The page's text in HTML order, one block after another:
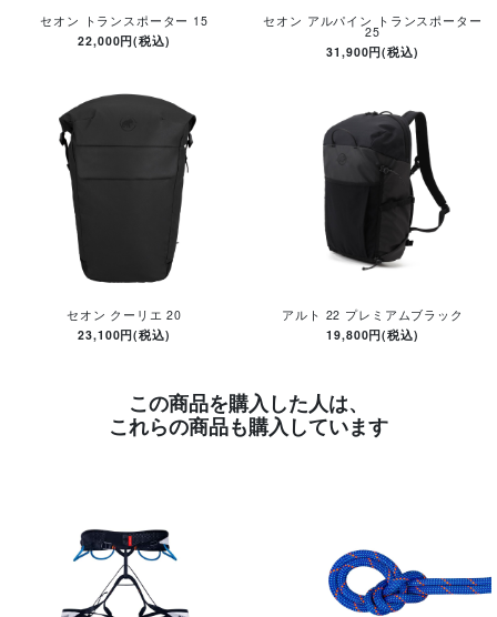
セオン トランスポーター 15
22,000円(税込)
セオン アルパイン トランスポーター
25
31,900円(税込)
セオン クーリエ 20
23,100円(税込)
アルト 22 プレミアムブラック
19,800円(税込)
この商品を購入した人は、
これらの商品も購入しています